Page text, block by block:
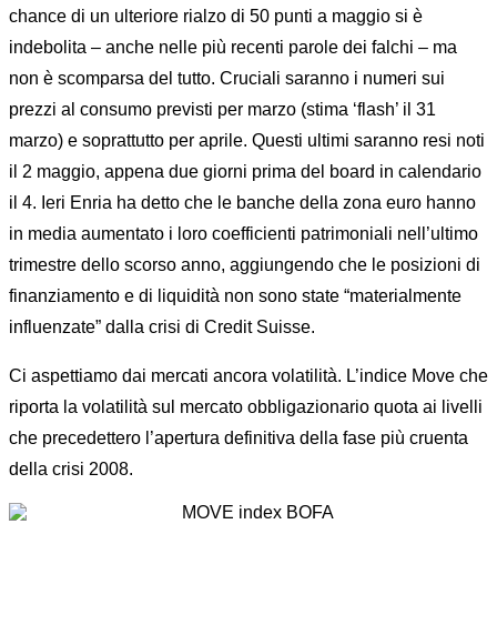
chance di un ulteriore rialzo di 50 punti a maggio si è
indebolita – anche nelle più recenti parole dei falchi – ma
non è scomparsa del tutto. Cruciali saranno i numeri sui
prezzi al consumo previsti per marzo (stima ‘flash’ il 31
marzo) e soprattutto per aprile. Questi ultimi saranno resi noti
il 2 maggio, appena due giorni prima del board in calendario
il 4. Ieri Enria ha detto che le banche della zona euro hanno
in media aumentato i loro coefficienti patrimoniali nell’ultimo
trimestre dello scorso anno, aggiungendo che le posizioni di
finanziamento e di liquidità non sono state “materialmente
influenzate” dalla crisi di Credit Suisse.
Ci aspettiamo dai mercati ancora volatilità. L’indice Move che
riporta la volatilità sul mercato obbligazionario quota ai livelli
che precedettero l’apertura definitiva della fase più cruenta
della crisi 2008.